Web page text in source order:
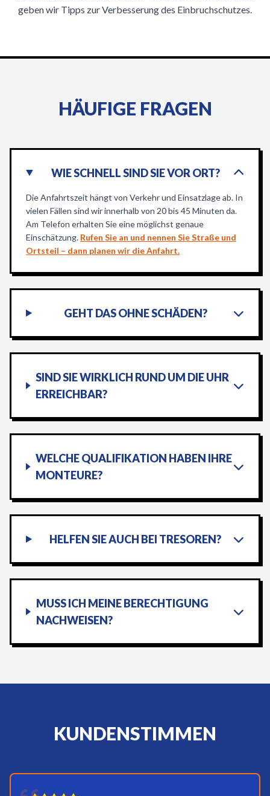
geben wir Tipps zur Verbesserung des Einbruchschutzes.
HÄUFIGE FRAGEN
WIE SCHNELL SIND SIE VOR ORT?
Die Anfahrtszeit hängt von Verkehr und Einsatzlage ab. In
vielen Fällen sind wir innerhalb von 20 bis 45 Minuten da.
Am Telefon erhalten Sie eine möglichst genaue
Einschätzung. Rufen Sie an und nennen Sie Straße und
Ortsteil – dann planen wir die Anfahrt.
GEHT DAS OHNE SCHÄDEN?
SIND SIE WIRKLICH RUND UM DIE UHR
ERREICHBAR?
WELCHE QUALIFIKATION HABEN IHRE
MONTEURE?
HELFEN SIE AUCH BEI TRESOREN?
MUSS ICH MEINE BERECHTIGUNG
NACHWEISEN?
KUNDENSTIMMEN